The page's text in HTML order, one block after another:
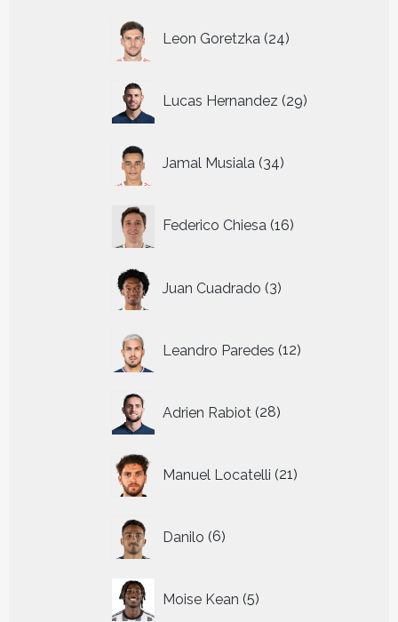
Leon Goretzka 24
producten
Lucas Hernandez 29
producten
Jamal Musiala 34
producten
Federico Chiesa 16
producten
Juan Cuadrado 3
producten
Leandro Paredes 12
producten
Adrien Rabiot 28
producten
Manuel Locatelli 21
producten
Danilo 6
producten
Moise Kean 5
producten